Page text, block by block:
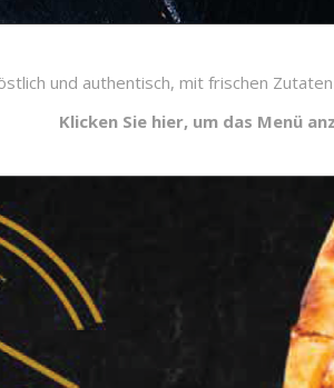
und authentisch, mit frischen
Klicken Sie hier, um das Menü